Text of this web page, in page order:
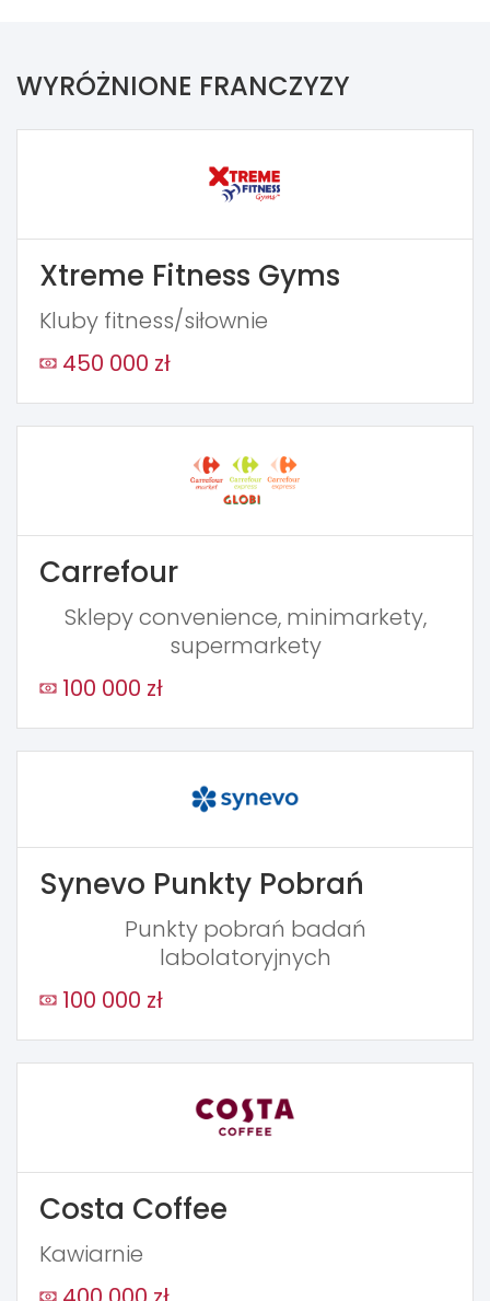
WYRÓŻNIONE FRANCZYZY
Xtreme Fitness Gyms
Kluby fitness/siłownie
450 000 zł
Carrefour
Sklepy convenience, minimarkety,
supermarkety
100 000 zł
Synevo Punkty Pobrań
Punkty pobrań badań
labolatoryjnych
100 000 zł
Costa Coffee
Kawiarnie